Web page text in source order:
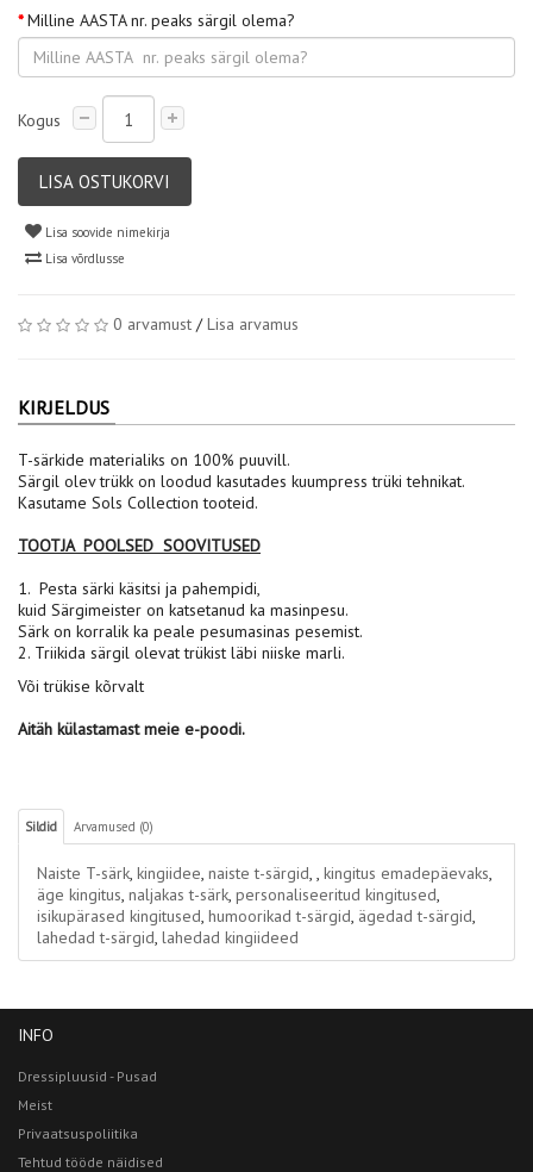
Milline AASTA nr. peaks särgil olema?
Kogus
LISA OSTUKORVI
Lisa soovide nimekirja
Lisa võrdlusse
0 arvamust /Lisa arvamus
KIRJELDUS
T-särkide materialiks on 100% puuvill.
Särgil olev trükk on loodud kasutades kuumpress trüki tehnikat.
Kasutame Sols Collection tooteid.
TOOTJA POOLSED SOOVITUSED
1. Pesta särki käsitsi ja pahempidi,
kuid Särgimeister on katsetanud ka masinpesu.
Särk on korralik ka peale pesumasinas pesemist.
2. Triikida särgil olevat trükist läbi niiske marli.
Või trükise kõrvalt
Aitäh külastamast meie e-poodi.
Sildid Arvamused (0)
Naiste T-särk, kingiidee, naiste t-särgid, , kingitus emadepäevaks,
äge kingitus, naljakas t-särk, personaliseeritud kingitused,
isikupärased kingitused, humoorikad t-särgid, ägedad t-särgid,
lahedad t-särgid, lahedad kingiideed
INFO
Dressipluusid - Pusad
Meist
Privaatsuspoliitika
Tehtud tööde näidised